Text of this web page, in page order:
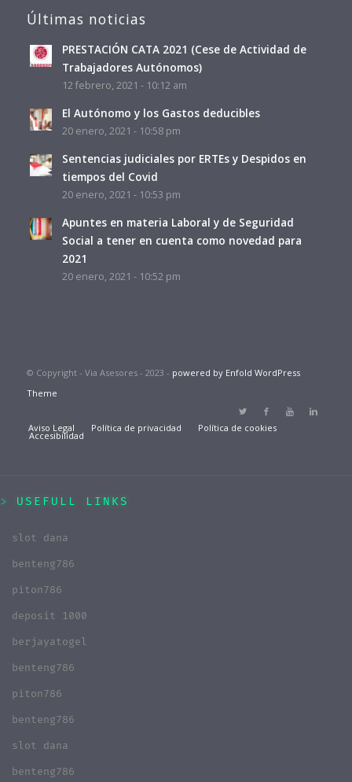
Últimas noticias
PRESTACIÓN CATA 2021 (Cese de Actividad de
Trabajadores Autónomos)
12 febrero, 2021 - 10:12 am
El Autónomo y los Gastos deducibles
20 enero, 2021 - 10:58 pm
Sentencias judiciales por ERTEs y Despidos en
tiempos del Covid
20 enero, 2021 - 10:53 pm
Apuntes en materia Laboral y de Seguridad
Social a tener en cuenta como novedad para
2021
20 enero, 2021 - 10:52 pm
© Copyright - Via Asesores - 2023 - powered by Enfold WordPress
Theme
Aviso Legal Política de privacidad Política de cookies
Accesibilidad
USEFULL LINKS
slot dana
benteng786
piton786
deposit 1000
berjayatogel
benteng786
piton786
benteng786
slot dana
benteng786